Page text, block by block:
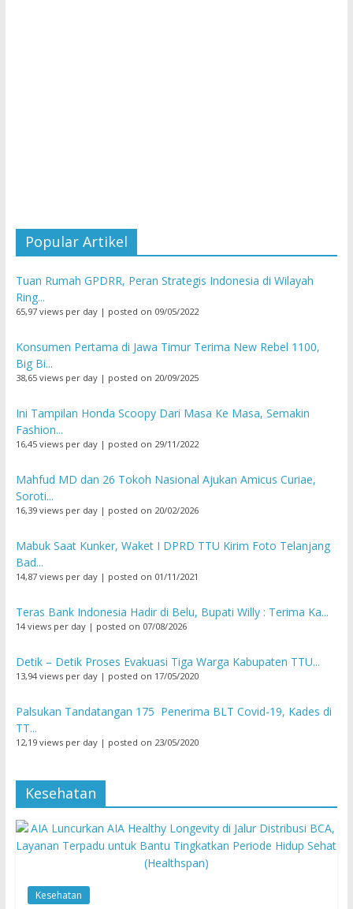
Popular Artikel
Tuan Rumah GPDRR, Peran Strategis Indonesia di Wilayah
Ring...
65,97 views per day| posted on 09/05/2022
Konsumen Pertama di Jawa Timur Terima New Rebel 1100,
Big Bi...
38,65 views per day| posted on 20/09/2025
Ini Tampilan Honda Scoopy Dari Masa Ke Masa, Semakin
Fashion...
16,45 views per day| posted on 29/11/2022
Mahfud MD dan 26 Tokoh Nasional Ajukan Amicus Curiae,
Soroti...
16,39 views per day| posted on 20/02/2026
Mabuk Saat Kunker, Waket I DPRD TTU Kirim Foto Telanjang
Bad...
14,87 views per day| posted on 01/11/2021
Teras Bank Indonesia Hadir di Belu, Bupati Willy : Terima Ka...
14 views per day| posted on 07/08/2026
Detik – Detik Proses Evakuasi Tiga Warga Kabupaten TTU...
13,94 views per day| posted on 17/05/2020
Palsukan Tandatangan 175 Penerima BLT Covid-19, Kades di
TT...
12,19 views per day| posted on 23/05/2020
Kesehatan
Kesehatan